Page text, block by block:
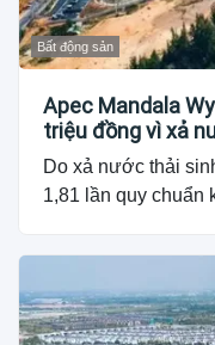
Bất động sản
Apec Mandala
triệu đồng vì xả
Do xả nước thải
1,81 lần quy chuẩn